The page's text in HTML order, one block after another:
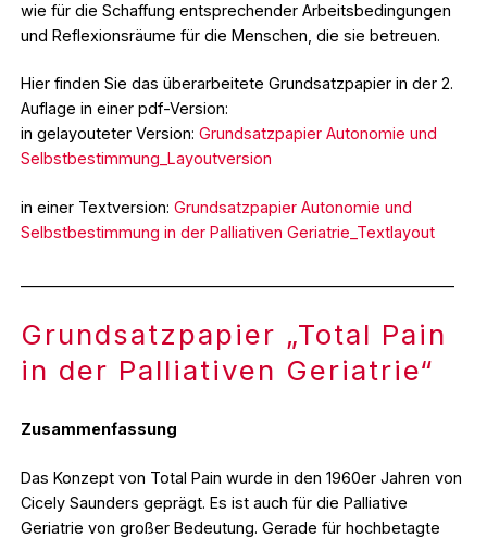
wie für die Schaffung entsprechender Arbeitsbedingungen
und Reflexionsräume für die Menschen, die sie betreuen.
Hier finden Sie das überarbeitete Grundsatzpapier in der 2.
Auflage in einer pdf-Version:
in gelayouteter Version: Grundsatzpapier Autonomie und
Selbstbestimmung_Layoutversion
in einer Textversion: Grundsatzpapier Autonomie und
Selbstbestimmung in der Palliativen Geriatrie_Textlayout
Grundsatzpapier „Total Pain
in der Palliativen Geriatrie“
Zusammenfassung
Das Konzept von Total Pain wurde in den 1960er Jahren von
Cicely Saunders geprägt. Es ist auch für die Palliative
Geriatrie von großer Bedeutung. Gerade für hochbetagte